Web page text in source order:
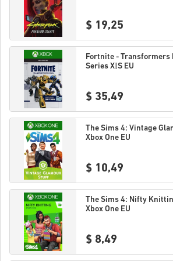
$ 19,25
Fortnite - Transformers
Series X|S EU
$ 35,49
The Sims 4: Vintage
Xbox One EU
$ 10,49
The Sims 4: Nifty
Xbox One EU
$ 8,49